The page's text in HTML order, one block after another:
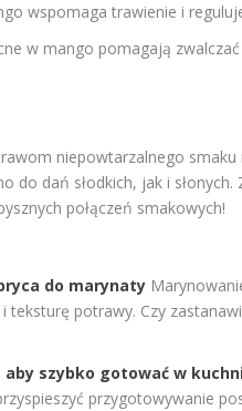
wspomaga trawienie i
w mango pomagają
niepowtarzalnego smaku
do dań słodkich, jak i
połączeń smakowych!
do marynaty
potrawy. Czy
szybko gotować w
przygotowywanie